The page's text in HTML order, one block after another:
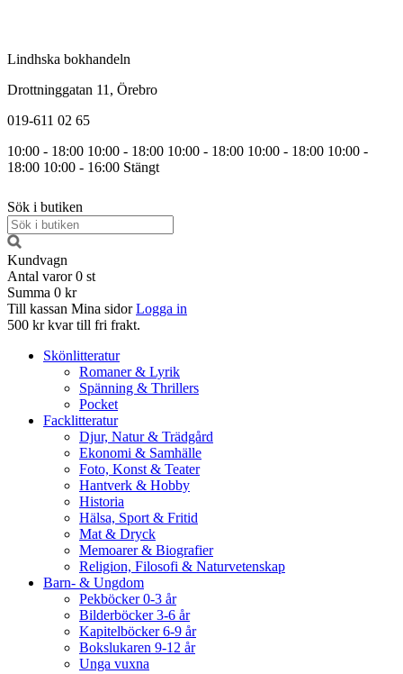
Lindhska bokhandeln
Drottninggatan 11, Örebro
019-611 02 65
10:00 - 18:00 10:00 - 18:00 10:00 - 18:00 10:00 - 18:00 10:00 -
18:00 10:00 - 16:00 Stängt
Sök i butiken
Kundvagn
Antal varor 0 st
Summa 0 kr
Till kassan Mina sidor Logga in
500 kr kvar till fri frakt.
Skönlitteratur
Romaner & Lyrik
Spänning & Thrillers
Pocket
Facklitteratur
Djur, Natur & Trädgård
Ekonomi & Samhälle
Foto, Konst & Teater
Hantverk & Hobby
Historia
Hälsa, Sport & Fritid
Mat & Dryck
Memoarer & Biografier
Religion, Filosofi & Naturvetenskap
Barn- & Ungdom
Pekböcker 0-3 år
Bilderböcker 3-6 år
Kapitelböcker 6-9 år
Bokslukaren 9-12 år
Unga vuxna